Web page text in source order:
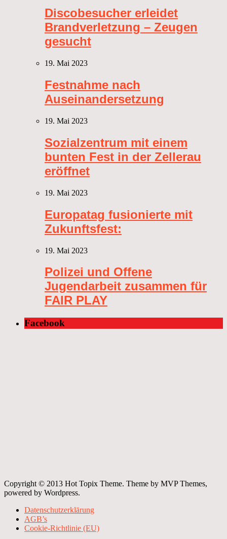
Discobesucher erleidet
Brandverletzung – Zeugen
gesucht
19. Mai 2023
Festnahme nach
Auseinandersetzung
19. Mai 2023
Sozialzentrum mit einem
bunten Fest in der Zellerau
eröffnet
19. Mai 2023
Europatag fusionierte mit
Zukunftsfest:
19. Mai 2023
Polizei und Offene
Jugendarbeit zusammen für
FAIR PLAY
Facebook
Copyright © 2013 Hot Topix Theme. Theme by MVP Themes,
powered by Wordpress.
Datenschutzerklärung
AGB’s
Cookie-Richtlinie (EU)